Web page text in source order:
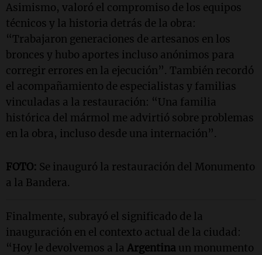
Asimismo, valoró el compromiso de los equipos
técnicos y la historia detrás de la obra:
“Trabajaron generaciones de artesanos en los
bronces y hubo aportes incluso anónimos para
corregir errores en la ejecución”. También recordó
el acompañamiento de especialistas y familias
vinculadas a la restauración: “Una familia
histórica del mármol me advirtió sobre problemas
en la obra, incluso desde una internación”.
FOTO: Se inauguró la restauración del Monumento
a la Bandera.
Finalmente, subrayó el significado de la
inauguración en el contexto actual de la ciudad:
“Hoy le devolvemos a la Argentina un monumento